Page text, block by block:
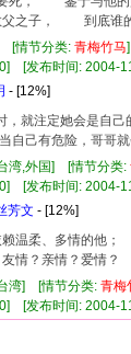
父之子， 到底谁
[情节分类: 青梅竹马
[发布时间:
- [12%]
，就注定她会是自
自己有危险，哥
湾,外国] [情节分类:
[发布时间:
芳文 - [12%]
温柔、多情的他
？亲情？爱情？
湾] [情节分类: 青梅
[发布时间: